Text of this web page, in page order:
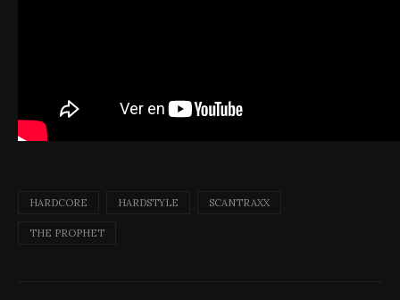
HARDCORE HARDSTYLE SCANTRAXX
THE PROPHET